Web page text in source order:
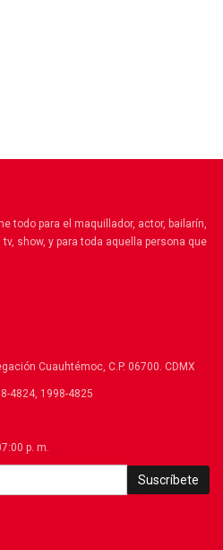
todo para el maquillador, actor, bailarín,
show, y para toda aquella persona que
Cuauhtémoc, C.P. 06700. CDMX
4824, 1998-4825
p. m.
Suscríbete